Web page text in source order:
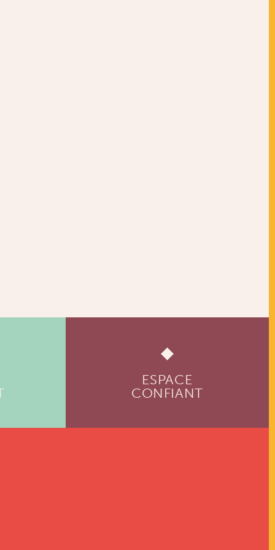
ESPACE
CONFIANT